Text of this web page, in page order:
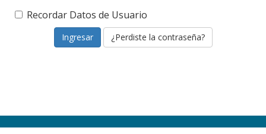
Recordar Datos de Usuario
¿Perdiste la contraseña?